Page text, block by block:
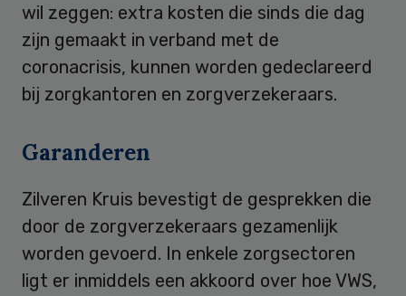
wil zeggen: extra kosten die sinds die dag
zijn gemaakt in verband met de
coronacrisis, kunnen worden gedeclareerd
bij zorgkantoren en zorgverzekeraars.
Garanderen
Zilveren Kruis bevestigt de gesprekken die
door de zorgverzekeraars gezamenlijk
worden gevoerd. In enkele zorgsectoren
ligt er inmiddels een akkoord over hoe VWS,